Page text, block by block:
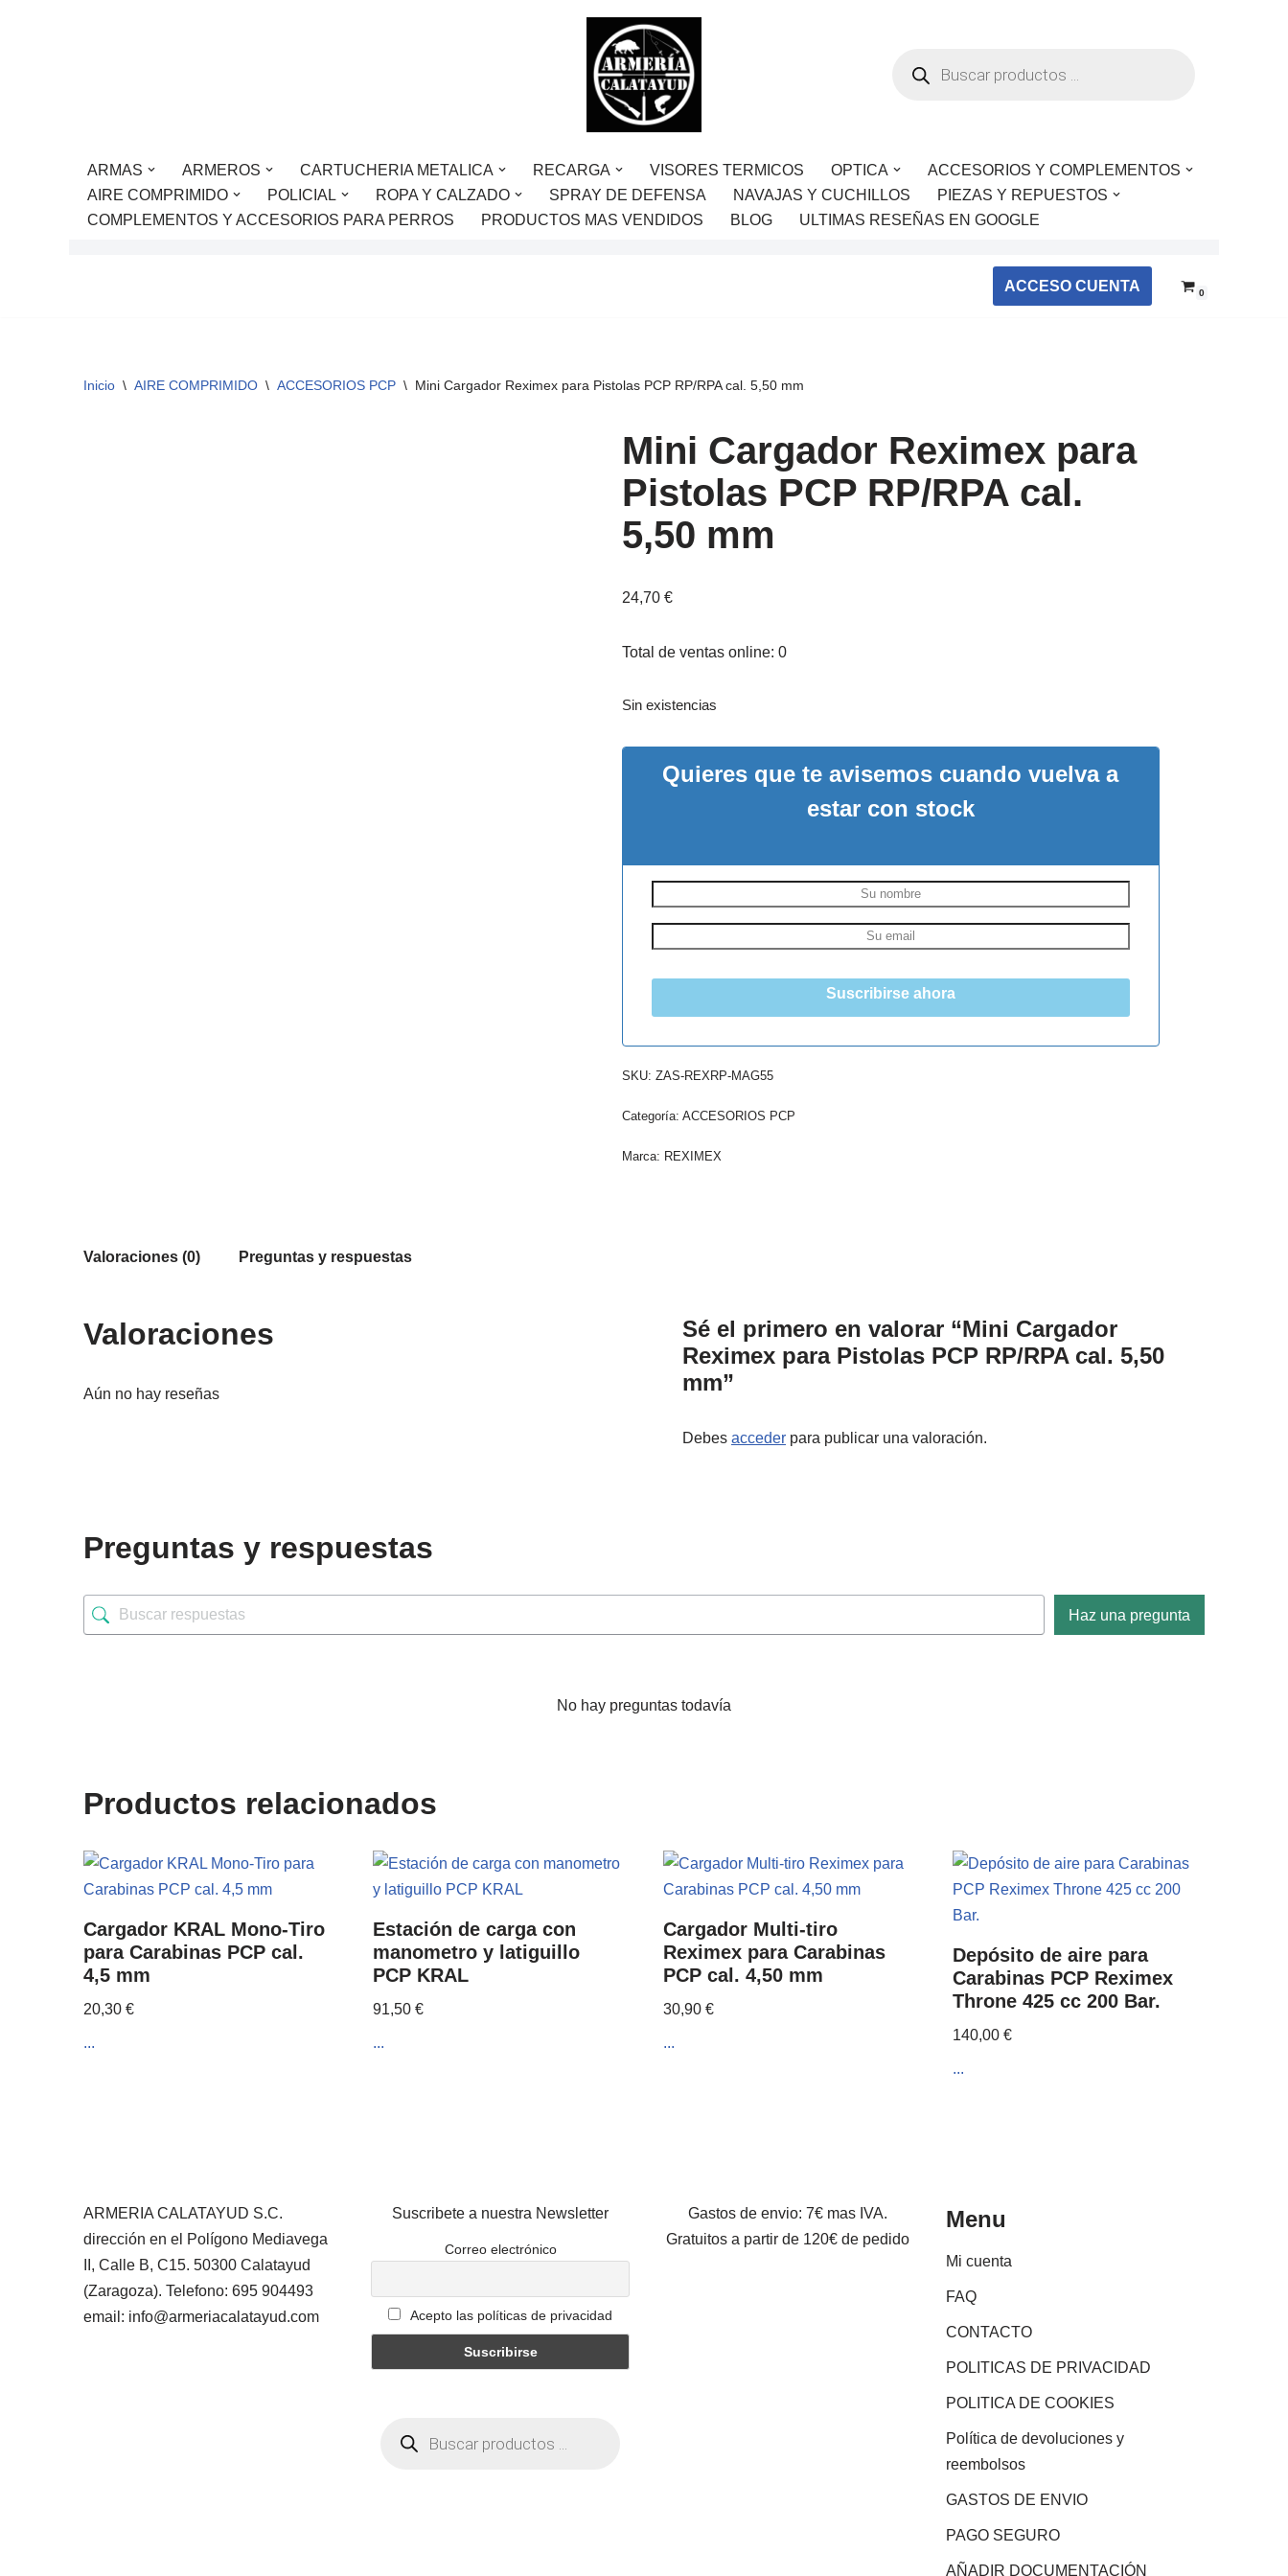
ARMAS ARMEROS CARTUCHERIA METALICA RECARGA VISORES TERMICOS OPTICA
ACCESORIOS Y COMPLEMENTOS
AIRE COMPRIMIDO
POLICIAL ROPA Y CALZADO SPRAY DE DEFENSA NAVAJAS Y CUCHILLOS
PIEZAS Y REPUESTOS
COMPLEMENTOS Y ACCESORIOS PARA PERROS
PRODUCTOS MAS VENDIDOS BLOG ULTIMAS RESEÑAS EN GOOGLE
ACCESO CUENTA 0
Inicio \ AIRE COMPRIMIDO \ ACCESORIOS PCP \ Mini Cargador Reximex para Pistolas PCP RP/RPA cal. 5,50 mm
Mini Cargador Reximex para
Pistolas PCP RP/RPA cal.
5,50 mm
24,70 €
Total de ventas online: 0
Sin existencias
Quieres que te avisemos cuando vuelva a
estar con stock
Suscribirse ahora
SKU: ZAS-REXRP-MAG55
Categoría: ACCESORIOS PCP
Marca: REXIMEX
Valoraciones (0) Preguntas y respuestas
Valoraciones
Aún no hay reseñas
Sé el primero en valorar “Mini Cargador
Reximex para Pistolas PCP RP/RPA cal. 5,50
mm”
Debes acceder para publicar una valoración.
Preguntas y respuestas
Haz una pregunta
No hay preguntas todavía
Productos relacionados
Cargador KRAL Mono-Tiro
para Carabinas PCP cal.
4,5 mm
20,30 €
...
Estación de carga con
manometro y latiguillo
PCP KRAL
91,50€
...
Cargador Multi-tiro
Reximex para Carabinas
PCP cal. 4,50 mm
30,90 €
...
Depósito de aire para
Carabinas PCP Reximex
Throne 425 cc 200 Bar.
140,00€
...
ARMERIA CALATAYUD S.C.
dirección en el Polígono Mediavega
II, Calle B, C15. 50300 Calatayud
(Zaragoza). Telefono: 695 904493
email: info@armeriacalatayud.com
Suscribete a nuestra Newsletter
Correo electrónico
Acepto las políticas de privacidad
Gastos de envio: 7€ mas IVA.
Gratuitos a partir de 120€ de pedido
Menu
Mi cuenta
FAQ
CONTACTO
POLITICAS DE PRIVACIDAD
POLITICA DE COOKIES
Política de devoluciones y
reembolsos
GASTOS DE ENVIO
PAGO SEGURO
AÑADIR DOCUMENTACIÓN